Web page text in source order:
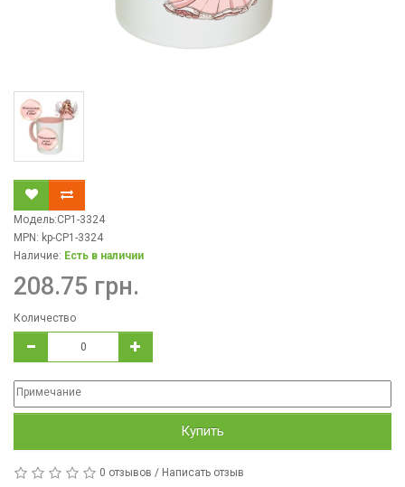
Модель:CP1-3324
MPN: kp-CP1-3324
Наличие: Есть в наличии
208.75 грн.
Количество
Купить
0 отзывов / Написать отзыв